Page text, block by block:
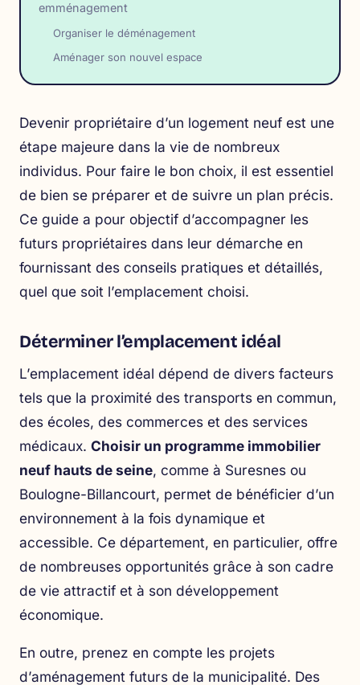
emménagement
Organiser le déménagement
Aménager son nouvel espace
Devenir propriétaire d’un logement neuf est une
étape majeure dans la vie de nombreux
individus. Pour faire le bon choix, il est essentiel
de bien se préparer et de suivre un plan précis.
Ce guide a pour objectif d’accompagner les
futurs propriétaires dans leur démarche en
fournissant des conseils pratiques et détaillés,
quel que soit l’emplacement choisi.
Déterminer l’emplacement idéal
L’emplacement idéal dépend de divers facteurs
tels que la proximité des transports en commun,
des écoles, des commerces et des services
médicaux. Choisir un programme immobilier
neuf hauts de seine, comme à Suresnes ou
Boulogne-Billancourt, permet de bénéficier d’un
environnement à la fois dynamique et
accessible. Ce département, en particulier, offre
de nombreuses opportunités grâce à son cadre
de vie attractif et à son développement
économique.
En outre, prenez en compte les projets
d’aménagement futurs de la municipalité. Des